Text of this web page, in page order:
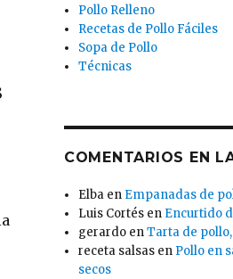
Pollo Relleno
Recetas de Pollo Fáciles
Sopa de Pollo
Técnicas
COMENTARIOS EN
Elba en Empanadas de
Luis Cortés en Encurtido
gerardo enTarta de
receta salsas en Pollo en
secos